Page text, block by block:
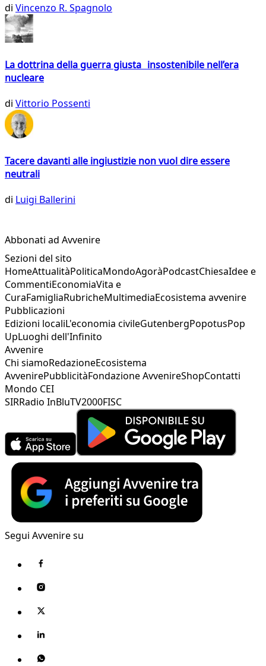
di Vincenzo R. Spagnolo
La dottrina della guerra giusta insostenibile nell’era
nucleare
di Vittorio Possenti
Tacere davanti alle ingiustizie non vuol dire essere
neutrali
di Luigi Ballerini
Abbonati ad Avvenire
Sezioni del sito
HomeAttualitàPoliticaMondoAgoràPodcastChiesaIdee e
CommentiEconomiaVita e
CuraFamigliaRubricheMultimediaEcosistema avvenire
Pubblicazioni
Edizioni localiL'economia civileGutenbergPopotusPop
UpLuoghi dell'Infinito
Avvenire
Chi siamoRedazioneEcosistema
AvvenirePubblicitàFondazione AvvenireShopContatti
Mondo CEI
SIRRadio InBluTV2000FISC
Segui Avvenire su